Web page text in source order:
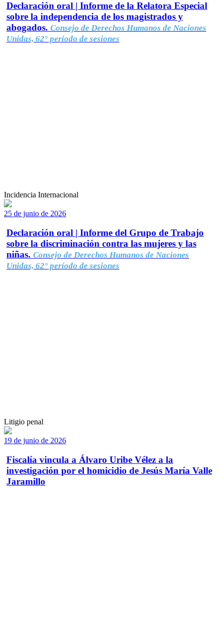
Declaración oral | Informe de la Relatora Especial
sobre la independencia de los magistrados y
abogados. Consejo de Derechos Humanos de Naciones
Unidas, 62° período de sesiones
Incidencia Internacional
25 de junio de 2026
Declaración oral | Informe del Grupo de Trabajo
sobre la discriminación contra las mujeres y las
niñas. Consejo de Derechos Humanos de Naciones
Unidas, 62° período de sesiones
Litigio penal
19 de junio de 2026
Fiscalía vincula a Álvaro Uribe Vélez a la
investigación por el homicidio de Jesús María Valle
Jaramillo